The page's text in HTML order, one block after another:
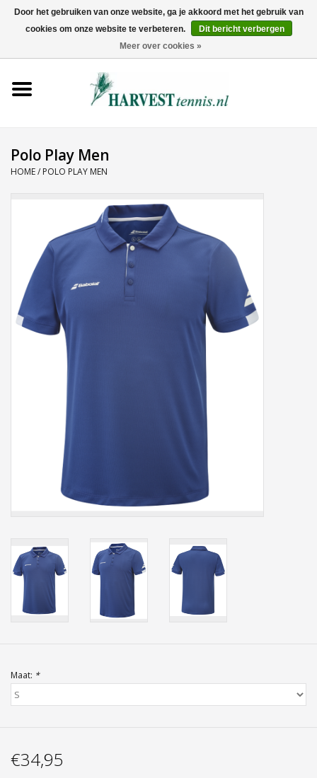
0 Artikelen - €0,00
Tenniskleding
Ballen
Snaren
Polo Play Men
HOME/ POLO PLAY MEN
Maat: *
€34,95
Door het gebruiken van onze website, ga je akkoord met het gebruik van
cookies om onze website te verbeteren.
Dit bericht verbergen
Meer over cookies »